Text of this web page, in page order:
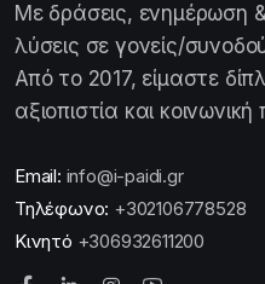
Με δράσεις, ενημέρωση
λύσεις σε γονείς/
Από το 2017, είμαστε
αξιοπιστία και
Email: info@i-paidi.gr
Τηλέφωνο: +302106778528
Κινητό +306932611200